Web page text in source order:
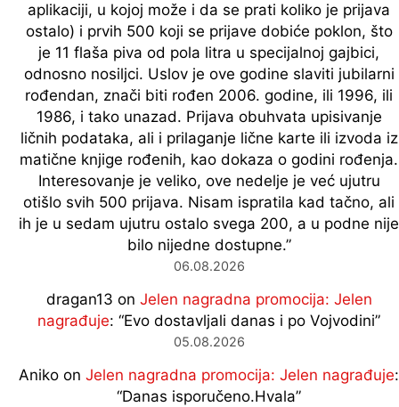
aplikaciji, u kojoj može i da se prati koliko je prijava
ostalo) i prvih 500 koji se prijave dobiće poklon, što
je 11 flaša piva od pola litra u specijalnoj gajbici,
odnosno nosiljci. Uslov je ove godine slaviti jubilarni
rođendan, znači biti rođen 2006. godine, ili 1996, ili
1986, i tako unazad. Prijava obuhvata upisivanje
ličnih podataka, ali i prilaganje lične karte ili izvoda iz
matične knjige rođenih, kao dokaza o godini rođenja.
Interesovanje je veliko, ove nedelje je već ujutru
otišlo svih 500 prijava. Nisam ispratila kad tačno, ali
ih je u sedam ujutru ostalo svega 200, a u podne nije
bilo nijedne dostupne.”
06.08.2026
dragan13 on Jelen nagradna promocija: Jelen
nagrađuje: “Evo dostavljali danas i po Vojvodini”
05.08.2026
Aniko on Jelen nagradna promocija: Jelen nagrađuje:
“Danas isporučeno.Hvala”